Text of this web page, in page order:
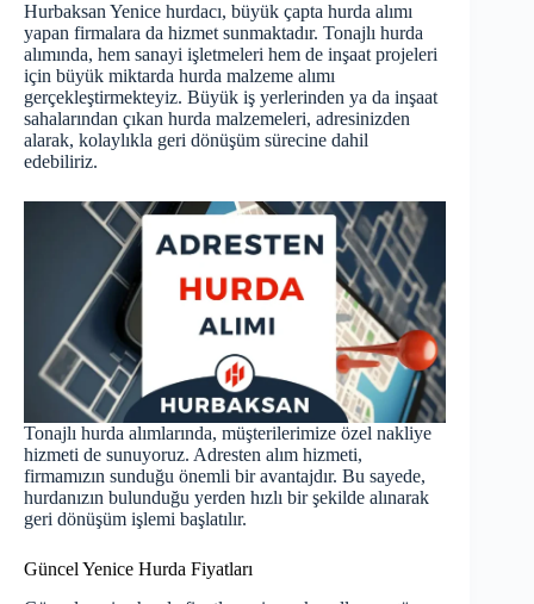
Hurbaksan Yenice hurdacı, büyük çapta hurda alımı
yapan firmalara da hizmet sunmaktadır. Tonajlı hurda
alımında, hem sanayi işletmeleri hem de inşaat projeleri
için büyük miktarda hurda malzeme alımı
gerçekleştirmekteyiz. Büyük iş yerlerinden ya da inşaat
sahalarından çıkan hurda malzemeleri, adresinizden
alarak, kolaylıkla geri dönüşüm sürecine dahil
edebiliriz.
Tonajlı hurda alımlarında, müşterilerimize özel nakliye
hizmeti de sunuyoruz. Adresten alım hizmeti,
firmamızın sunduğu önemli bir avantajdır. Bu sayede,
hurdanızın bulunduğu yerden hızlı bir şekilde alınarak
geri dönüşüm işlemi başlatılır.
Güncel Yenice Hurda Fiyatları